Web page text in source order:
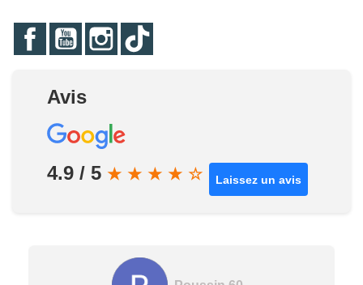
FacebookYouTubeInstagram
Avis
4.9 / 5 ★ ★ ★ ★ ☆ Laissez un avis